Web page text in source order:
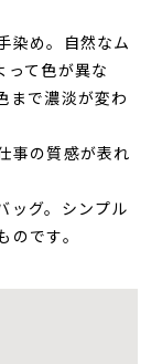
染め。自然なム
って色が異な
まで濃淡が変わ
事の質感が表れ
ッグ。シンプル
です。